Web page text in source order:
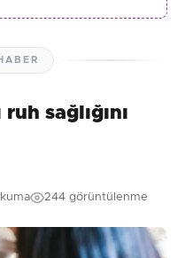
sağlığını
244 görüntülenme